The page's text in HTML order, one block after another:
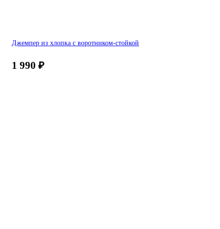
Джемпер из хлопка с воротником-стойкой
1 990 ₽